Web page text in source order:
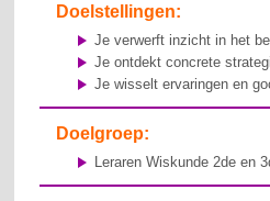
Doelstellingen:
Je verwerft inzicht in het
Je ontdekt concrete
Je wisselt ervaringen en
Doelgroep:
Leraren Wiskunde 2de en